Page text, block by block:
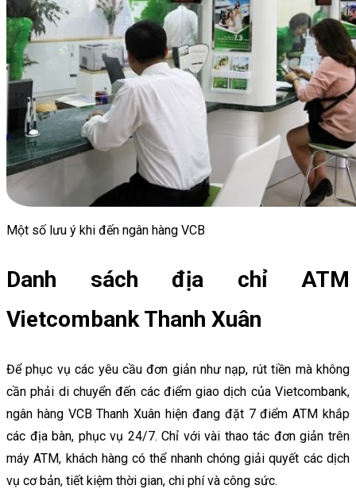
Một số lưu ý khi đến ngân hàng VCB
Danh sách địa chỉ ATM
Vietcombank Thanh Xuân
Để phục vụ các yêu cầu đơn giản như nạp, rút tiền mà không
cần phải di chuyển đến các điểm giao dịch của Vietcombank,
ngân hàng VCB Thanh Xuân hiện đang đặt 7 điểm ATM khắp
các địa bàn, phục vụ 24/7. Chỉ với vài thao tác đơn giản trên
máy ATM, khách hàng có thể nhanh chóng giải quyết các dịch
vụ cơ bản, tiết kiệm thời gian, chi phí và công sức.